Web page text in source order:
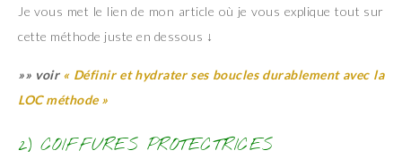
Je vous met le lien de mon article où je vous explique tout sur
cette méthode juste en dessous ↓
»» voir « Définir et hydrater ses boucles durablement avec la
LOC méthode »
2) COIFFURES PROTECTRICES